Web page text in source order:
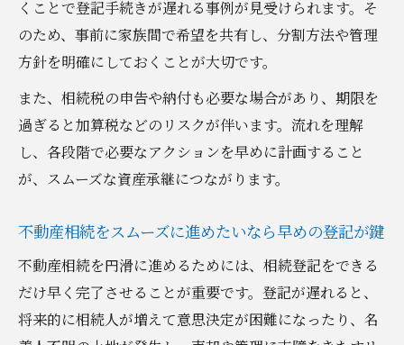
くことで登記手続きが遅れる事例が見受けられます。そ
のため、事前に家族間で希望を共有し、分割方法や管理
方針を明確にしておくことが大切です。
また、相続税の申告や納付も必要な場合があり、期限を
過ぎると加算税などのリスクが伴います。流れを理解
し、各段階で必要なアクションを早めに計画すること
が、スムーズな資産承継につながります。
不動産相続をスムーズに進めたいなら早めの登記が鍵
不動産相続を円滑に進めるためには、相続登記をできる
だけ早く完了させることが重要です。登記が遅れると、
将来的に相続人が増えて意思決定が困難になったり、名